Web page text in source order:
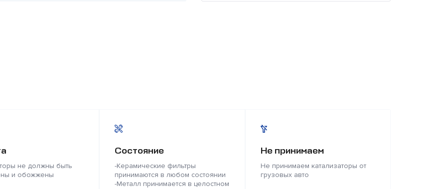
не должны быть
и обожжены
Состояние
-Керамические фильтры
принимаются в любом состоянии
-Металл принимается в целостном
Не принимаем
Не принимаем катализаторы от
грузовых авто